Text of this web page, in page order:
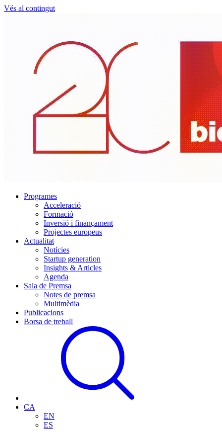
Vés al contingut
Programes
Acceleració
Formació
Inversió i finançament
Projectes europeus
Actualitat
Notícies
Startup generation
Insights & Articles
Agenda
Sala de Premsa
Notes de premsa
Multimèdia
Publicacions
Borsa de treball
CA
EN
ES